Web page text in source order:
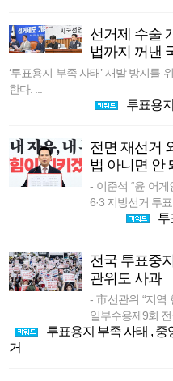
선거제 수술
법까지 꺼낸
‘투표용지 부족 사태’ 재발 방지를
한다. ...
투표용
전면 재선거
법 아니면 안
- 이준석 “윤 어
6·3 지방선거 투표
투
전국 투표중
관위도 사과
- 市선관위 “지역
일부수용제9회 전
투표용지 부족 사태 , 중
거